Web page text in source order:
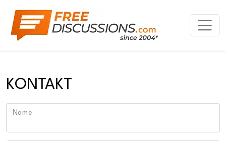
KONTAKT
Name